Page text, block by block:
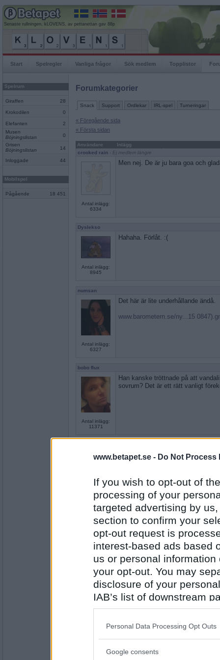
www.betapet.se - Do Not Process
If you wish to opt-out of
processing of your
targeted advertising by
section to confirm your
opt-out request is
interest-based ads based
us or personal
your opt-out. You may
disclosure of your
IAB’s list of downstream
also be disclosed by us
Downstream Participants
Please note that this
Personal Data Processing Opt Outs
Google consents
Senaste rullningen, kLOVENS, av pettanettan gav 88p
Start Spelregler Vanliga frågor Sök medlem Topplistor
Spelrum
Giraffen 28
Krokodilen 0
Elefanten
2
Musen
Böjningslistan
0
Grisen
Böjningslistan
14
Inloggade 44
Mobilspel
Pågående 18 451
Forumkategorier
Snack Support Ordlekar IRL-spel Turneringar
« Föregående sida
« Första sidan
Användare
Inlägg
crooked rain - Ej medlem längre
Antal inlägg:
6334
Men nej. De är ju bara goa och
Dyslekso
Antal inlägg:
8945
Hahaha. Förlåt. :(
numsan
Antal inlägg:
6327
Det här är lite underhållande ändå.
www.barometern.se/ny...15
bobo flux
Antal inlägg:
11371
Han kanske tröttnade på att
sovrum? Det är ett rätt vanligt
Antal inlägg:
6327
www.facebook.com/pho...am
Bertil denna festivalsommar. Han
på hur man gör. Respekt."
levakdörB
Antal inlägg:
1471
Är hemma från jobbet idag,
anmälan till stockholm
- Ej medlem längre
min trevligt goda lunch jag nyss
att jag har massa grejor på gång.